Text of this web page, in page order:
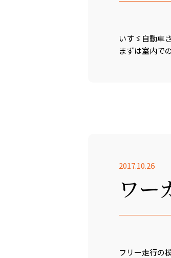
いすゞ自動車
まずは室内で
2017.10.26
ワー
フリー走行の